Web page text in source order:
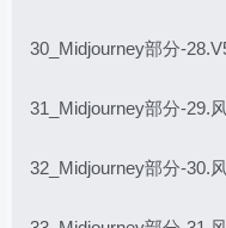
30_Midjourney部分-
31_Midjourney部分-29.
32_Midjourney部分-30.